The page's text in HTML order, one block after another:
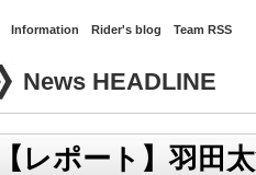
Information Rider's blog Team RSS
News HEADLINE
【レポート】羽田